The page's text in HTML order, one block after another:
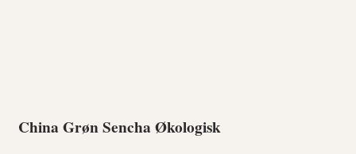
China Grøn Sencha Økologisk